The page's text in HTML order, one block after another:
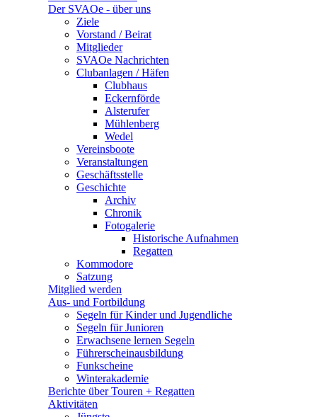
Der SVAOe - über uns
Ziele
Vorstand / Beirat
Mitglieder
SVAOe Nachrichten
Clubanlagen / Häfen
Clubhaus
Eckernförde
Alsterufer
Mühlenberg
Wedel
Vereinsboote
Veranstaltungen
Geschäftsstelle
Geschichte
Archiv
Chronik
Fotogalerie
Historische Aufnahmen
Regatten
Kommodore
Satzung
Mitglied werden
Aus- und Fortbildung
Segeln für Kinder und Jugendliche
Segeln für Junioren
Erwachsene lernen Segeln
Führerscheinausbildung
Funkscheine
Winterakademie
Berichte über Touren + Regatten
Aktivitäten